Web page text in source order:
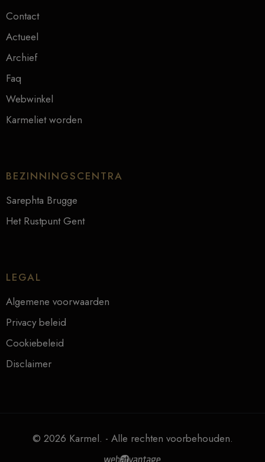
Contact
Actueel
Archief
Faq
Webwinkel
Karmeliet worden
BEZINNINGSCENTRA
Sarephta Brugge
Het Rustpunt Gent
LEGAL
Algemene voorwaarden
Privacy beleid
Cookiebeleid
Disclaimer
© 2026 Karmel. - Alle rechten voorbehouden.